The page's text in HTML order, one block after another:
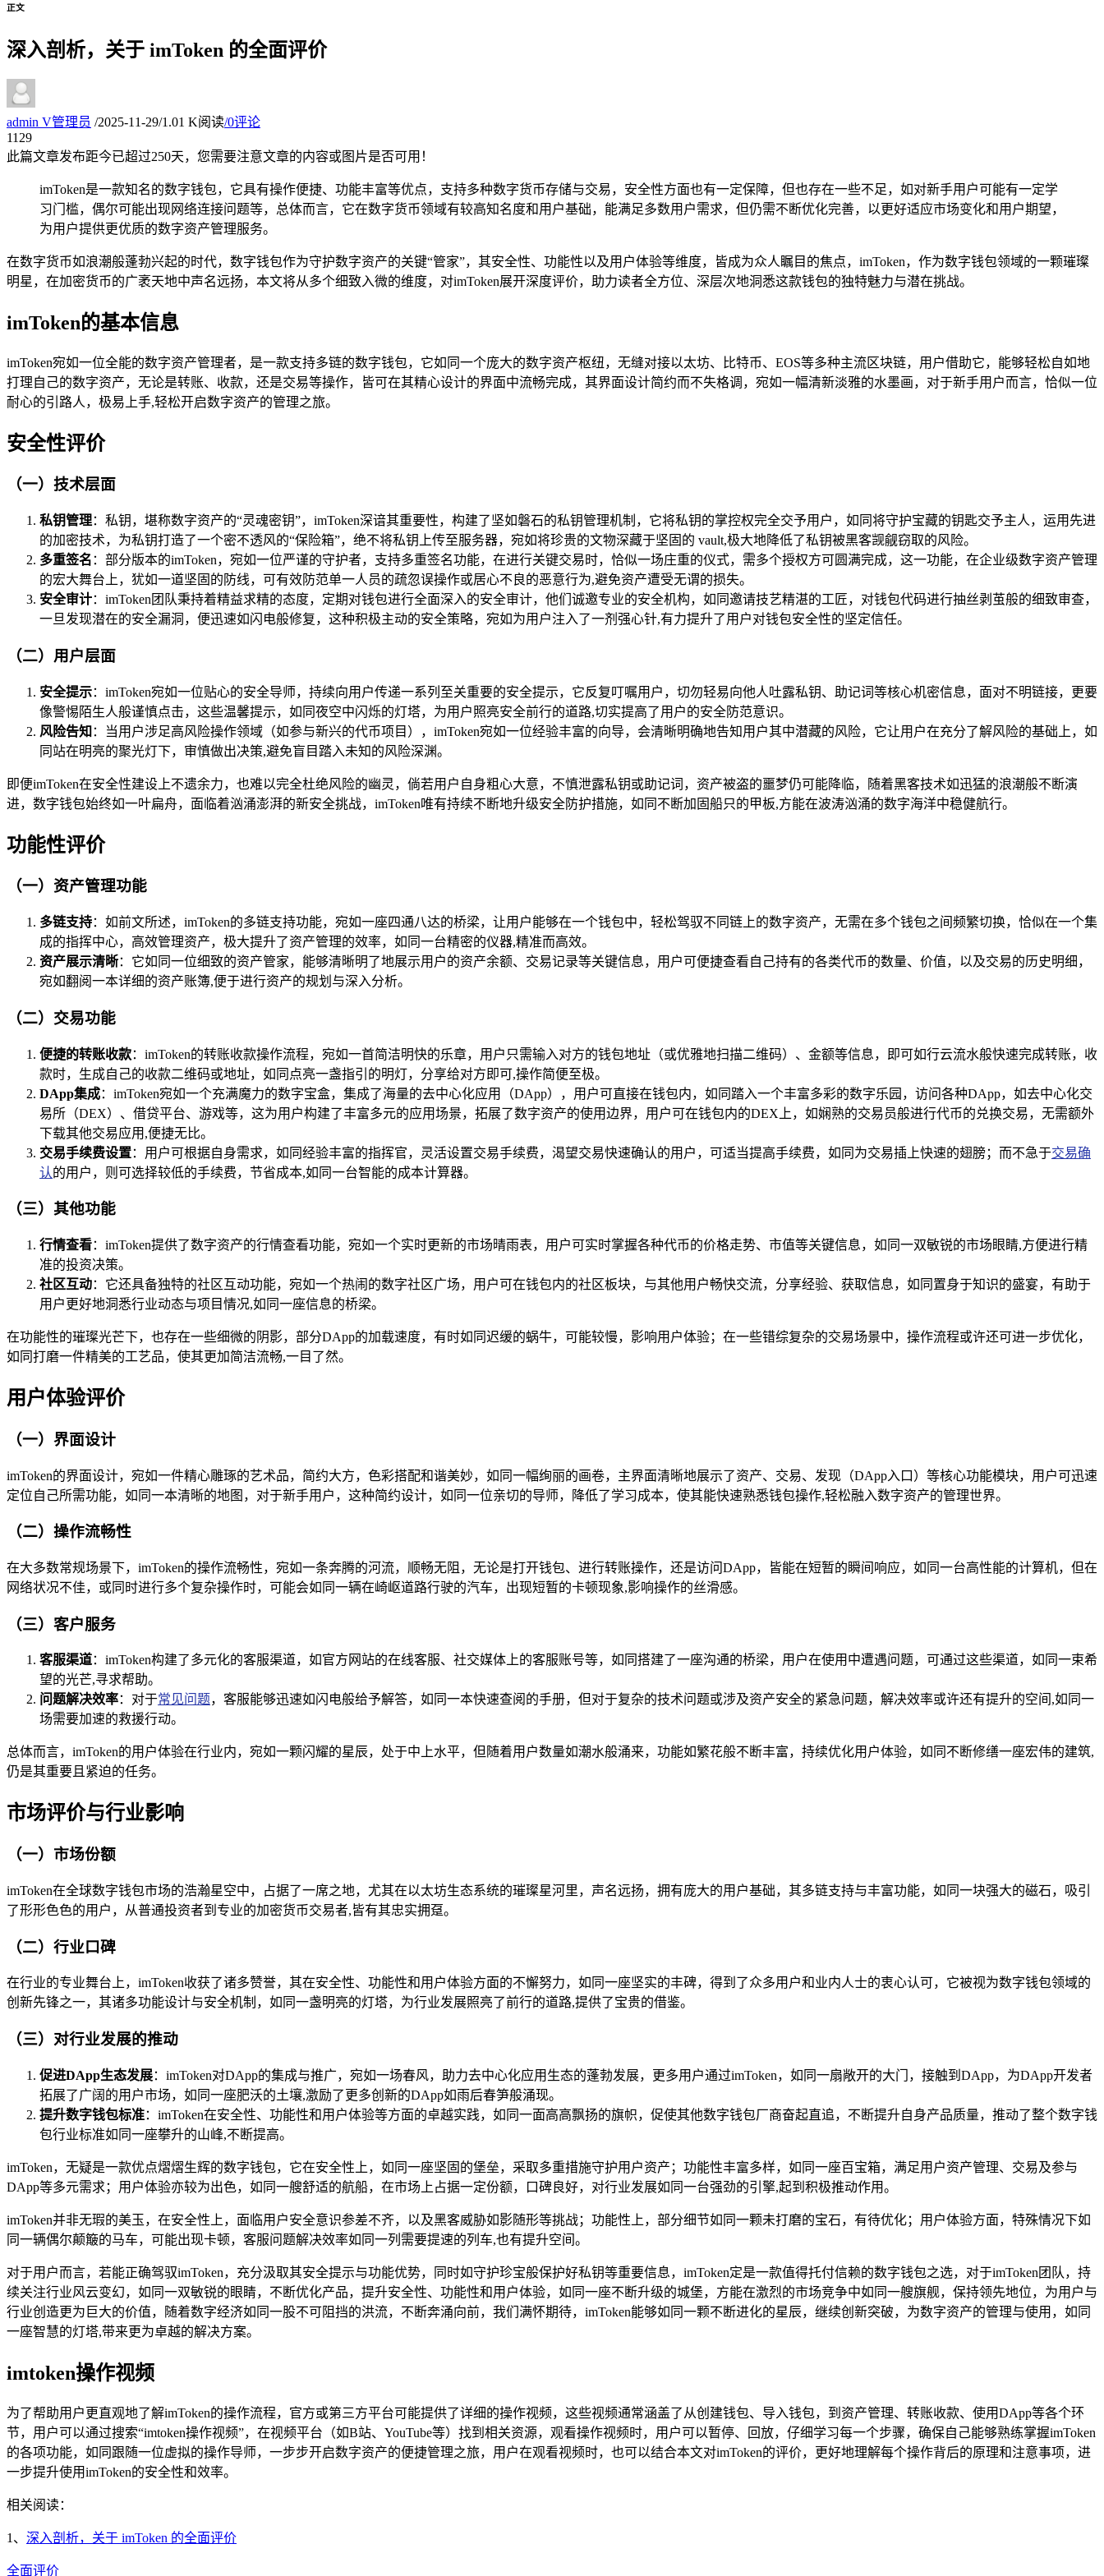
正文
深入剖析，关于 imToken 的全面评价
admin V管理员 /2025-11-29/1.01 K阅读/0评论
11 29
此篇文章发布距今已超过250天，您需要注意文章的内容或图片是否可用！
imToken是一款知名的数字钱包，它具有操作便捷、功能丰富等优点，支持多种数字货币存储与交易，安全性方面也有一定保障，但也存在一些不足，如对新手用户可能有一定学
习门槛，偶尔可能出现网络连接问题等，总体而言，它在数字货币领域有较高知名度和用户基础，能满足多数用户需求，但仍需不断优化完善，以更好适应市场变化和用户期望，
为用户提供更优质的数字资产管理服务。
在数字货币如浪潮般蓬勃兴起的时代，数字钱包作为守护数字资产的关键“管家”，其安全性、功能性以及用户体验等维度，皆成为众人瞩目的焦点，imToken，作为数字钱包领域的一颗璀璨
明星，在加密货币的广袤天地中声名远扬，本文将从多个细致入微的维度，对imToken展开深度评价，助力读者全方位、深层次地洞悉这款钱包的独特魅力与潜在挑战。
imToken的基本信息
imToken宛如一位全能的数字资产管理者，是一款支持多链的数字钱包，它如同一个庞大的数字资产枢纽，无缝对接以太坊、比特币、EOS等多种主流区块链，用户借助它，能够轻松自如地
打理自己的数字资产，无论是转账、收款，还是交易等操作，皆可在其精心设计的界面中流畅完成，其界面设计简约而不失格调，宛如一幅清新淡雅的水墨画，对于新手用户而言，恰似一位
耐心的引路人，极易上手,轻松开启数字资产的管理之旅。
安全性评价
（一）技术层面
私钥管理：私钥，堪称数字资产的“灵魂密钥”，imToken深谙其重要性，构建了坚如磐石的私钥管理机制，它将私钥的掌控权完全交予用户，如同将守护宝藏的钥匙交予主人，运用先进
的加密技术，为私钥打造了一个密不透风的“保险箱”，绝不将私钥上传至服务器，宛如将珍贵的文物深藏于坚固的 vault,极大地降低了私钥被黑客觊觎窃取的风险。
多重签名 ：部分版本的imToken，宛如一位严谨的守护者，支持多重签名功能，在进行关键交易时，恰似一场庄重的仪式，需多个授权方可圆满完成，这一功能，在企业级数字资产管理
的宏大舞台上，犹如一道坚固的防线，可有效防范单一人员的疏忽误操作或居心不良的恶意行为,避免资产遭受无谓的损失。
安全审计：imToken团队秉持着精益求精的态度，定期对钱包进行全面深入的安全审计，他们诚邀专业的安全机构，如同邀请技艺精湛的工匠，对钱包代码进行抽丝剥茧般的细致审查，
一旦发现潜在的安全漏洞，便迅速如闪电般修复，这种积极主动的安全策略，宛如为用户注入了一剂强心针,有力提升了用户对钱包安全性的坚定信任。
（二）用户层面
安全提示：imToken宛如一位贴心的安全导师，持续向用户传递一系列至关重要的安全提示，它反复叮嘱用户，切勿轻易向他人吐露私钥、助记词等核心机密信息，面对不明链接，更要
像警惕陌生人般谨慎点击，这些温馨提示，如同夜空中闪烁的灯塔，为用户照亮安全前行的道路,切实提高了用户的安全防范意识。
风险告知 ：当用户涉足高风险操作领域（如参与新兴的代币项目），imToken宛如一位经验丰富的向导，会清晰明确地告知用户其中潜藏的风险，它让用户在充分了解风险的基础上，如
同站在明亮的聚光灯下，审慎做出决策,避免盲目踏入未知的风险深渊。
即便imToken在安全性建设上不遗余力，也难以完全杜绝风险的幽灵，倘若用户自身粗心大意，不慎泄露私钥或助记词，资产被盗的噩梦仍可能降临，随着黑客技术如迅猛的浪潮般不断演
进，数字钱包始终如一叶扁舟，面临着汹涌澎湃的新安全挑战，imToken唯有持续不断地升级安全防护措施，如同不断加固船只的甲板,方能在波涛汹涌的数字海洋中稳健航行。
功能性评价
（一）资产管理功能
多链支持：如前文所述，imToken的多链支持功能，宛如一座四通八达的桥梁，让用户能够在一个钱包中，轻松驾驭不同链上的数字资产，无需在多个钱包之间频繁切换，恰似在一个集
成的指挥中心，高效管理资产，极大提升了资产管理的效率，如同一台精密的仪器,精准而高效。
资产展示清晰：它如同一位细致的资产管家，能够清晰明了地展示用户的资产余额、交易记录等关键信息，用户可便捷查看自己持有的各类代币的数量、价值，以及交易的历史明细，
宛如翻阅一本详细的资产账簿,便于进行资产的规划与深入分析。
（二）交易功能
便捷的转账收款：imToken的转账收款操作流程，宛如一首简洁明快的乐章，用户只需输入对方的钱包地址（或优雅地扫描二维码）、金额等信息，即可如行云流水般快速完成转账，收
款时，生成自己的收款二维码或地址，如同点亮一盏指引的明灯，分享给对方即可,操作简便至极。
DApp集成：imToken宛如一个充满魔力的数字宝盒，集成了海量的去中心化应用（DApp），用户可直接在钱包内，如同踏入一个丰富多彩的数字乐园，访问各种DApp，如去中心化交
易所（DEX）、借贷平台、游戏等，这为用户构建了丰富多元的应用场景，拓展了数字资产的使用边界，用户可在钱包内的DEX上，如娴熟的交易员般进行代币的兑换交易，无需额外
下载其他交易应用,便捷无比。
交易手续费设置：用户可根据自身需求，如同经验丰富的指挥官，灵活设置交易手续费，渴望交易快速确认的用户，可适当提高手续费，如同为交易插上快速的翅膀；而不急于交易确
认的用户，则可选择较低的手续费，节省成本,如同一台智能的成本计算器。
（三）其他功能
行情查看：imToken提供了数字资产的行情查看功能，宛如一个实时更新的市场晴雨表，用户可实时掌握各种代币的价格走势、市值等关键信息，如同一双敏锐的市场眼睛,方便进行精
准的投资决策。
社区互动：它还具备独特的社区互动功能，宛如一个热闹的数字社区广场，用户可在钱包内的社区板块，与其他用户畅快交流，分享经验、获取信息，如同置身于知识的盛宴，有助于
用户更好地洞悉行业动态与项目情况,如同一座信息的桥梁。
在功能性的璀璨光芒下，也存在一些细微的阴影，部分DApp的加载速度，有时如同迟缓的蜗牛，可能较慢，影响用户体验；在一些错综复杂的交易场景中，操作流程或许还可进一步优化，
如同打磨一件精美的工艺品，使其更加简洁流畅,一目了然。
用户体验评价
（一）界面设计
imToken的界面设计，宛如一件精心雕琢的艺术品，简约大方，色彩搭配和谐美妙，如同一幅绚丽的画卷，主界面清晰地展示了资产、交易、发现（DApp入口）等核心功能模块，用户可迅速
定位自己所需功能，如同一本清晰的地图，对于新手用户，这种简约设计，如同一位亲切的导师，降低了学习成本，使其能快速熟悉钱包操作,轻松融入数字资产的管理世界。
（二）操作流畅性
在大多数常规场景下，imToken的操作流畅性，宛如一条奔腾的河流，顺畅无阻，无论是打开钱包、进行转账操作，还是访问DApp，皆能在短暂的瞬间响应，如同一台高性能的计算机，但在
网络状况不佳，或同时进行多个复杂操作时，可能会如同一辆在崎岖道路行驶的汽车，出现短暂的卡顿现象,影响操作的丝滑感。
（三）客户服务
客服渠道：imToken构建了多元化的客服渠道，如官方网站的在线客服、社交媒体上的客服账号等，如同搭建了一座沟通的桥梁，用户在使用中遭遇问题，可通过这些渠道，如同一束希
望的光芒,寻求帮助。
问题解决效率：对于常见问题，客服能够迅速如闪电般给予解答，如同一本快速查阅的手册，但对于复杂的技术问题或涉及资产安全的紧急问题，解决效率或许还有提升的空间,如同一
场需要加速的救援行动。
总体而言，imToken的用户体验在行业内，宛如一颗闪耀的星辰，处于中上水平，但随着用户数量如潮水般涌来，功能如繁花般不断丰富，持续优化用户体验，如同不断修缮一座宏伟的建筑,
仍是其重要且紧迫的任务。
市场评价与行业影响
（一）市场份额
imToken在全球数字钱包市场的浩瀚星空中，占据了一席之地，尤其在以太坊生态系统的璀璨星河里，声名远扬，拥有庞大的用户基础，其多链支持与丰富功能，如同一块强大的磁石，吸引
了形形色色的用户，从普通投资者到专业的加密货币交易者,皆有其忠实拥趸。
（二）行业口碑
在行业的专业舞台上，imToken收获了诸多赞誉，其在安全性、功能性和用户体验方面的不懈努力，如同一座坚实的丰碑，得到了众多用户和业内人士的衷心认可，它被视为数字钱包领域的
创新先锋之一，其诸多功能设计与安全机制，如同一盏明亮的灯塔，为行业发展照亮了前行的道路,提供了宝贵的借鉴。
（三）对行业发展的推动
促进DApp生态发展：imToken对DApp的集成与推广，宛如一场春风，助力去中心化应用生态的蓬勃发展，更多用户通过imToken，如同一扇敞开的大门，接触到DApp，为DApp开发者
拓展了广阔的用户市场，如同一座肥沃的土壤,激励了更多创新的DApp如雨后春笋般涌现。
提升数字钱包标准：imToken在安全性、功能性和用户体验等方面的卓越实践，如同一面高高飘扬的旗帜，促使其他数字钱包厂商奋起直追，不断提升自身产品质量，推动了整个数字钱
包行业标准如同一座攀升的山峰,不断提高。
imToken，无疑是一款优点熠熠生辉的数字钱包，它在安全性上，如同一座坚固的堡垒，采取多重措施守护用户资产；功能性丰富多样，如同一座百宝箱，满足用户资产管理、交易及参与
DApp等多元需求；用户体验亦较为出色，如同一艘舒适的航船，在市场上占据一定份额，口碑良好，对行业发展如同一台强劲的引擎,起到积极推动作用。
imToken并非无瑕的美玉，在安全性上，面临用户安全意识参差不齐，以及黑客威胁如影随形等挑战；功能性上，部分细节如同一颗未打磨的宝石，有待优化；用户体验方面，特殊情况下如
同一辆偶尔颠簸的马车，可能出现卡顿，客服问题解决效率如同一列需要提速的列车,也有提升空间。
对于用户而言，若能正确驾驭imToken，充分汲取其安全提示与功能优势，同时如守护珍宝般保护好私钥等重要信息，imToken定是一款值得托付信赖的数字钱包之选，对于imToken团队，持
续关注行业风云变幻，如同一双敏锐的眼睛，不断优化产品，提升安全性、功能性和用户体验，如同一座不断升级的城堡，方能在激烈的市场竞争中如同一艘旗舰，保持领先地位，为用户与
行业创造更为巨大的价值，随着数字经济如同一股不可阻挡的洪流，不断奔涌向前，我们满怀期待，imToken能够如同一颗不断进化的星辰，继续创新突破，为数字资产的管理与使用，如同
一座智慧的灯塔,带来更为卓越的解决方案。
imtoken操作视频
为了帮助用户更直观地了解imToken的操作流程，官方或第三方平台可能提供了详细的操作视频，这些视频通常涵盖了从创建钱包、导入钱包，到资产管理、转账收款、使用DApp等各个环
节，用户可以通过搜索“imtoken操作视频”，在视频平台（如B站、YouTube等）找到相关资源，观看操作视频时，用户可以暂停、回放，仔细学习每一个步骤，确保自己能够熟练掌握imToken
的各项功能，如同跟随一位虚拟的操作导师，一步步开启数字资产的便捷管理之旅，用户在观看视频时，也可以结合本文对imToken的评价，更好地理解每个操作背后的原理和注意事项，进
一步提升使用imToken的安全性和效率。
相关阅读：
1、 深入剖析，关于 imToken 的全面评价
全面评价